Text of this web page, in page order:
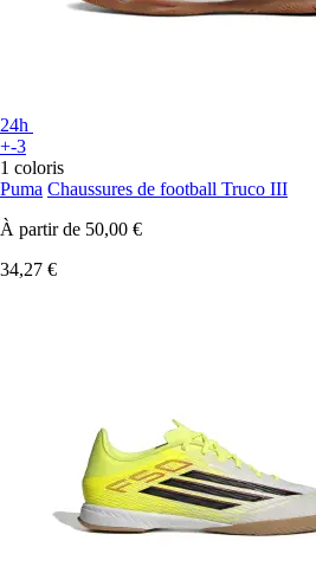
24h
+-3
1 coloris
Puma Chaussures de football Truco III
À partir de 50,00 €
34,27 €